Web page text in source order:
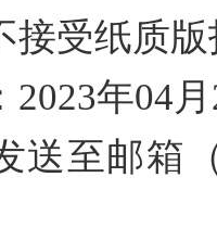
接受纸质
2023年04
送至邮箱